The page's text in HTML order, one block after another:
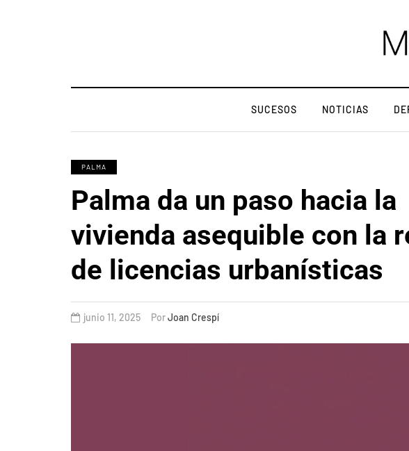
SUCESOS NOTICIAS
PALMA
Palma da un paso hacia la
vivienda asequible con la
de licencias urbanísticas
junio 11, 2025 PorJoan Crespí